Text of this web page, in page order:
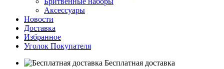
Аксессуары
Новости
Доставка
Избранное
Уголок Покупателя
Бесплатная доставка